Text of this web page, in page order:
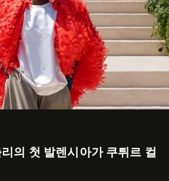
의 첫 발렌시아가 쿠튀르 컬